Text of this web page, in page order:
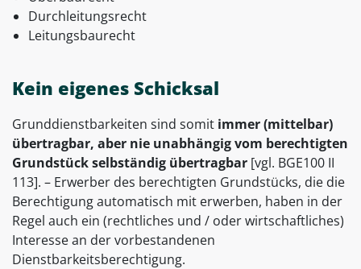
Durchleitungsrecht
Leitungsbaurecht
Kein eigenes Schicksal
Grunddienstbarkeiten sind somit immer (mittelbar)
übertragbar, aber nie unabhängig vom berechtigten
Grundstück selbständig übertragbar [vgl. BGE100 II
113]. – Erwerber des berechtigten Grundstücks, die die
Berechtigung automatisch mit erwerben, haben in der
Regel auch ein (rechtliches und / oder wirtschaftliches)
Interesse an der vorbestandenen
Dienstbarkeitsberechtigung.